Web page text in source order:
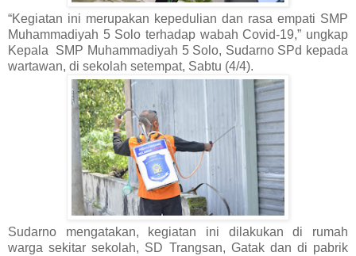
“Kegiatan ini merupakan kepedulian dan rasa empati SMP
Muhammadiyah 5 Solo terhadap wabah Covid-19,” ungkap
Kepala SMP Muhammadiyah 5 Solo, Sudarno SPd kepada
wartawan, di sekolah setempat, Sabtu (4/4).
Sudarno mengatakan, kegiatan ini dilakukan di rumah
warga sekitar sekolah, SD Trangsan, Gatak dan di pabrik